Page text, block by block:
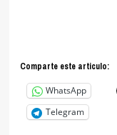
Comparte este articulo:
WhatsApp
Telegram